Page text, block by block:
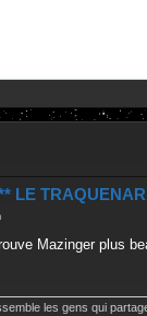
LE
Mazinger plus
les gens qui